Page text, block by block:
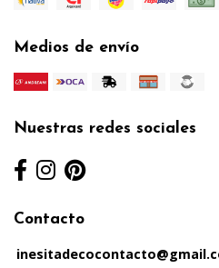
Medios de envío
Nuestras redes sociales
Contacto